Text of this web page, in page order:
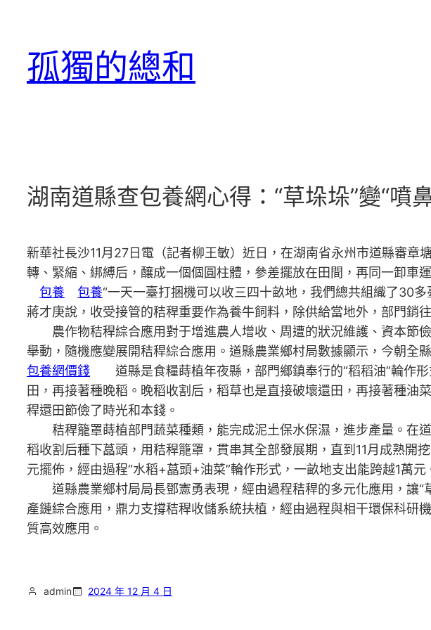
孤獨的總和
湖南道縣查包養網心得：“草垛垛”變“噴
新華社長沙11月27日電（記者柳王敏）近日，在湖南省永州市道縣審章
轉、緊縮、綁縛后，釀成一個個圓柱體，參差擺放在田間，再同一卸車運
包養
包養“一天一臺打捆機可以收三四十畝地，我們總共組織了30
蔣才庚說，收受接管的秸稈重要作為養牛飼料，除供給當地外，部門銷
農作物秸稈綜合應用對于增進農人增收、周遭的狀況維護、資本節
舉動，隨機應變展開秸稈綜合應用。道縣農業鄉村局數據顯示，今朝全
包養網價錢 道縣是食糧蒔植年夜縣，部門鄉鎮奉行的“稻稻油”輪作形
田，再接著種晚稻。晚稻收割后，稻草也是直接破壞還田，再接著種
稈還田節儉了時光和本錢。
秸稈籠罩蒔植部門蔬菜種類，能完成泥土保水保濕，進步產量。在
稻收割后種下藠頭，用秸稈籠罩，貫串其全部發展期，直到11月成熟
元擺佈，經由過程“水稻+藠頭+油菜”輪作形式，一畝地支出能跨越1萬元
道縣農業鄉村局局長鄧憲勇表現，經由過程秸稈的多元化應用，讓“
產鏈綜合應用，鼎力支撐秸稈收儲系統扶植，經由過程與相干環保科
質高效應用。
admin 2024 年 12 月 4 日